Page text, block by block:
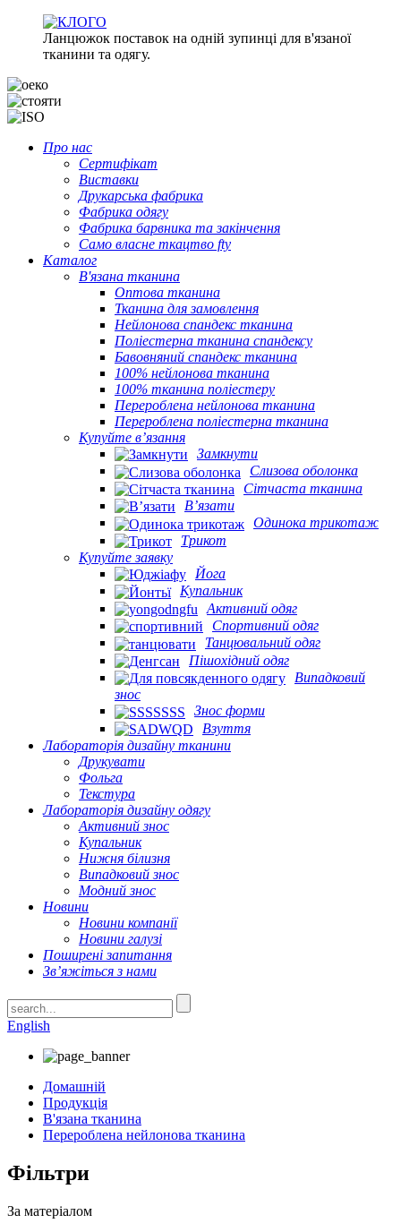
Ланцюжок поставок на одній зупинці для в'язаної
тканини та одягу.
Про нас
Сертифікат
Виставки
Друкарська фабрика
Фабрика одягу
Фабрика барвника та закінчення
Само власне ткацтво fty
Каталог
В'язана тканина
Оптова тканина
Тканина для замовлення
Нейлонова спандекс тканина
Поліестерна тканина спандексу
Бавовняний спандекс тканина
100% нейлонова тканина
100% тканина поліестеру
Перероблена нейлонова тканина
Перероблена поліестерна тканина
Купуйте в’язання
Замкнути
Слизова оболонка
Сітчаста тканина
В’язати
Одинока трикотаж
Трикот
Купуйте заявку
Йога
Купальник
Активний одяг
Спортивний одяг
Танцювальний одяг
Пішохідний одяг
Випадковий
знос
Знос форми
Взуття
Лабораторія дизайну тканини
Друкувати
Фольга
Текстура
Лабораторія дизайну одягу
Активний знос
Купальник
Нижня білизня
Випадковий знос
Модний знос
Новини
Новини компанії
Новини галузі
Поширені запитання
Зв’яжіться з нами
English
Домашній
Продукція
В'язана тканина
Перероблена нейлонова тканина
Фільтри
За матеріалом